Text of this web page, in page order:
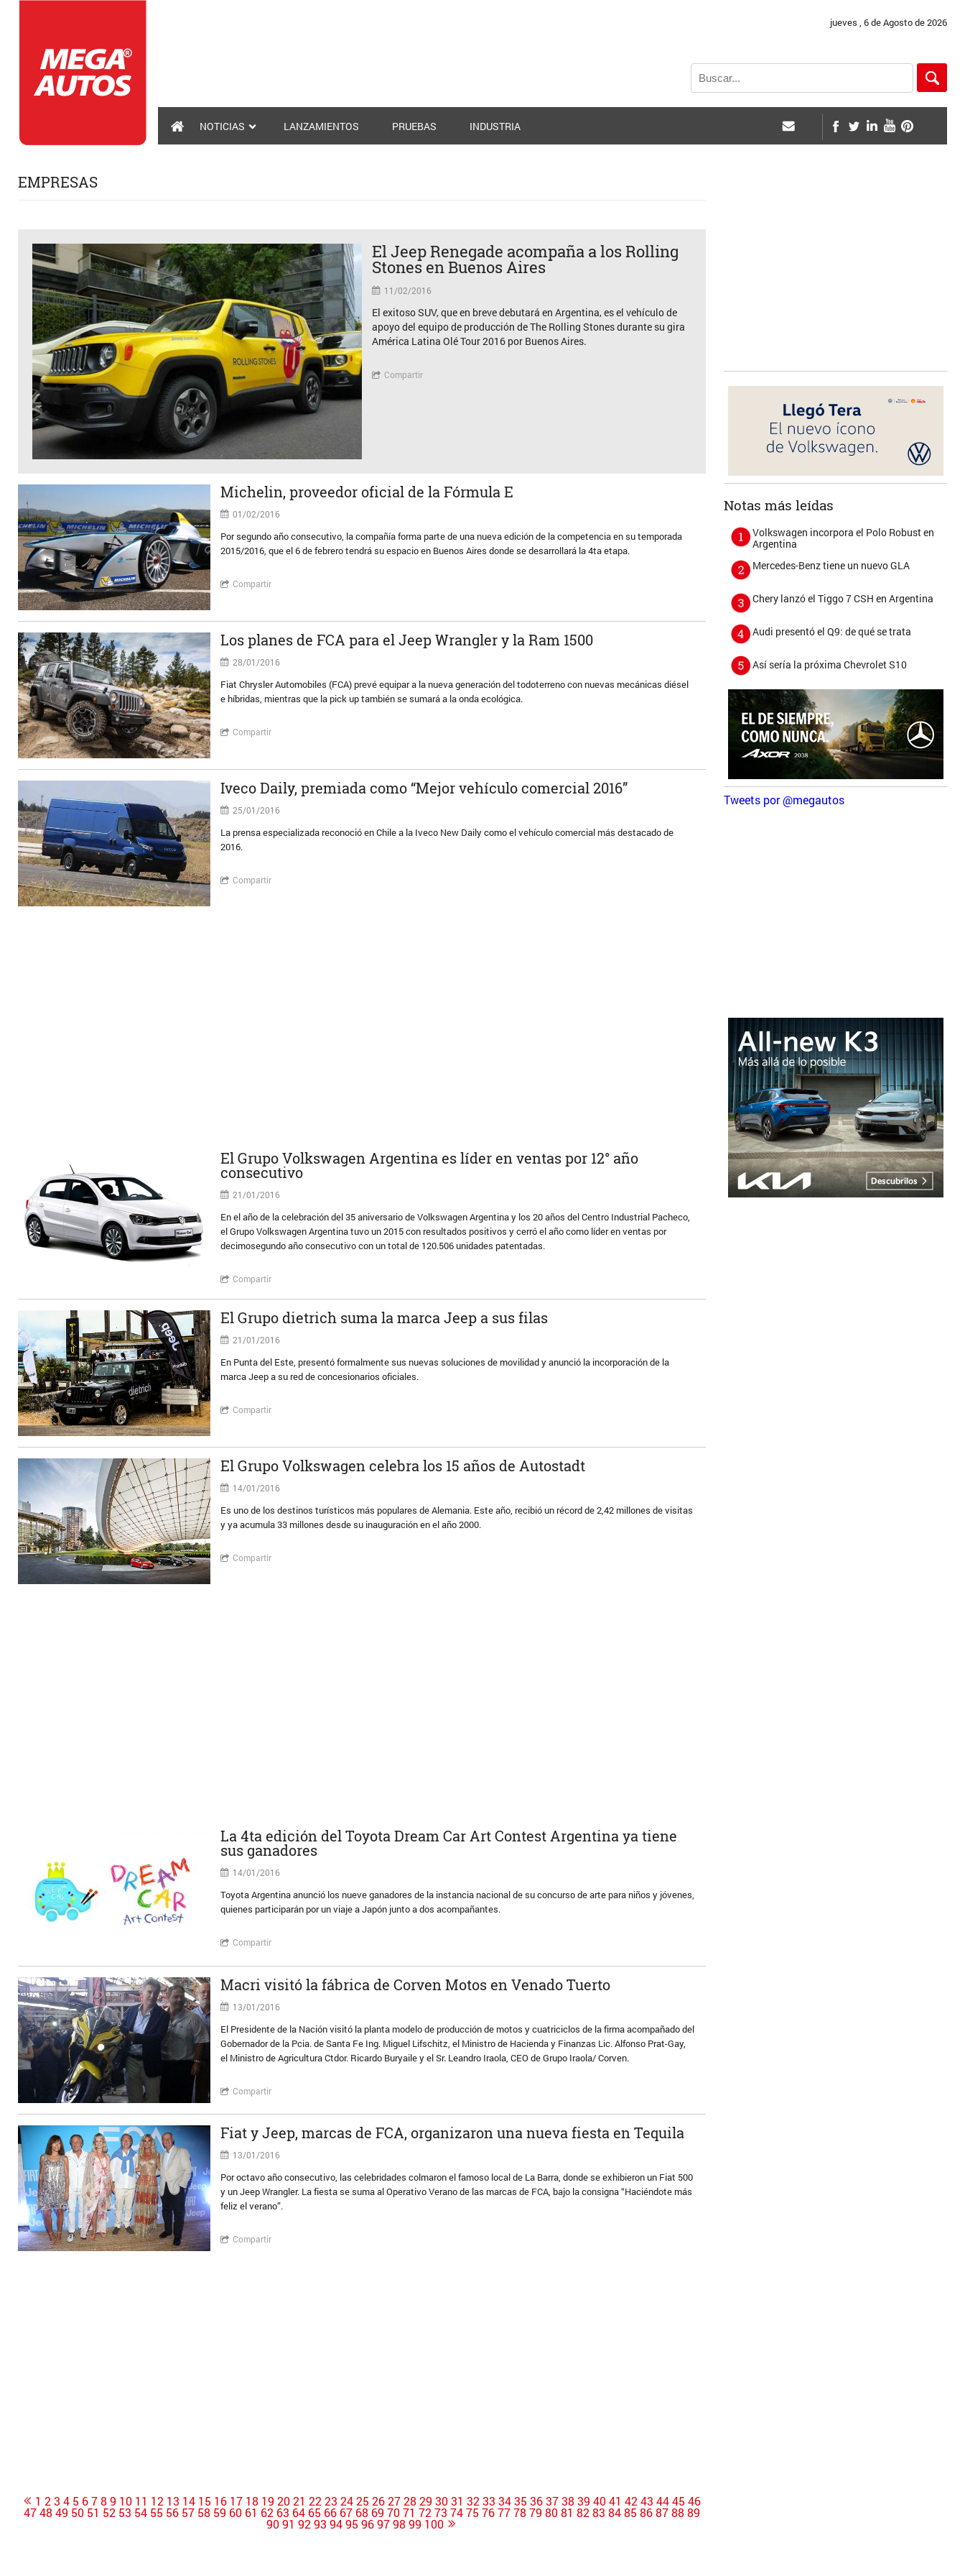
jueves , 6 de Agosto de 2026
NOTICIAS LANZAMIENTOS PRUEBAS INDUSTRIA
EMPRESAS
El Jeep Renegade acompaña a los Rolling
Stones en Buenos Aires
11/02/2016
El exitoso SUV, que en breve debutará en Argentina, es el vehículo de
apoyo del equipo de producción de The Rolling Stones durante su gira
América Latina Olé Tour 2016 por Buenos Aires.
Compartir
Michelin, proveedor oficial de la Fórmula E
01/02/2016
Por segundo año consecutivo, la compañía forma parte de una nueva edición de la competencia en su temporada
2015/2016, que el 6 de febrero tendrá su espacio en Buenos Aires donde se desarrollará la 4ta etapa.
Compartir
Los planes de FCA para el Jeep Wrangler y la Ram 1500
28/01/2016
Fiat Chrysler Automobiles (FCA) prevé equipar a la nueva generación del todoterreno con nuevas mecánicas diésel
e híbridas, mientras que la pick up también se sumará a la onda ecológica.
Compartir
Iveco Daily, premiada como “Mejor vehículo comercial 2016”
25/01/2016
La prensa especializada reconoció en Chile a la Iveco New Daily como el vehículo comercial más destacado de
2016.
Compartir
El Grupo Volkswagen Argentina es líder en ventas por 12° año
consecutivo
21/01/2016
En el año de la celebración del 35 aniversario de Volkswagen Argentina y los 20 años del Centro Industrial Pacheco,
el Grupo Volkswagen Argentina tuvo un 2015 con resultados positivos y cerró el año como líder en ventas por
decimosegundo año consecutivo con un total de 120.506 unidades patentadas.
Compartir
El Grupo dietrich suma la marca Jeep a sus filas
21/01/2016
En Punta del Este, presentó formalmente sus nuevas soluciones de movilidad y anunció la incorporación de la
marca Jeep a su red de concesionarios oficiales.
Compartir
El Grupo Volkswagen celebra los 15 años de Autostadt
14/01/2016
Es uno de los destinos turísticos más populares de Alemania. Este año, recibió un récord de 2,42 millones de visitas
y ya acumula 33 millones desde su inauguración en el año 2000.
Compartir
La 4ta edición del Toyota Dream Car Art Contest Argentina ya tiene
sus ganadores
14/01/2016
Toyota Argentina anunció los nueve ganadores de la instancia nacional de su concurso de arte para niños y jóvenes,
quienes participarán por un viaje a Japón junto a dos acompañantes.
Compartir
Macri visitó la fábrica de Corven Motos en Venado Tuerto
13/01/2016
El Presidente de la Nación visitó la planta modelo de producción de motos y cuatriciclos de la firma acompañado del
Gobernador de la Pcia. de Santa Fe Ing. Miguel Lifschitz, el Ministro de Hacienda y Finanzas Lic. Alfonso Prat-Gay,
el Ministro de Agricultura Ctdor. Ricardo Buryaile y el Sr. Leandro Iraola, CEO de Grupo Iraola/ Corven.
Compartir
Fiat y Jeep, marcas de FCA, organizaron una nueva fiesta en Tequila
13/01/2016
Por octavo año consecutivo, las celebridades colmaron el famoso local de La Barra, donde se exhibieron un Fiat 500
y un Jeep Wrangler. La fiesta se suma al Operativo Verano de las marcas de FCA, bajo la consigna “Haciéndote más
feliz el verano”.
Compartir
1 2 3 4 5 6 7 8 9 10 11 12 13 14 15 16 17 18 19 20 21 22 23 24 25 26 27 28 29 30 31 32 33 34 35 36 37 38 39 40 41 42 43 44 45 46
47 48 49 50 51 52 53 54 55 56 57 58 59 60 61 62 63 64 65 66 67 68 69 70 71 72 73 74 75 76 77 78 79 80 81 82 83 84 85 86 87 88 89
90 91 92 93 94 95 96 97 98 99 100
Notas más leídas
Volkswagen incorpora el Polo Robust en
Argentina
Mercedes-Benz tiene un nuevo GLA
Chery lanzó el Tiggo 7 CSH en Argentina
Audi presentó el Q9: de qué se trata
Así sería la próxima Chevrolet S10
Tweets por @megautos